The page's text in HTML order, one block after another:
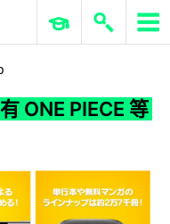
ERP 與商業 AI
ONE PIECE 等